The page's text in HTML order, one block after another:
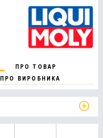
ПРО ТОВАР
ПРО ВИРОБНИКА